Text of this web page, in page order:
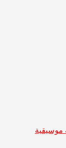
موسيقية